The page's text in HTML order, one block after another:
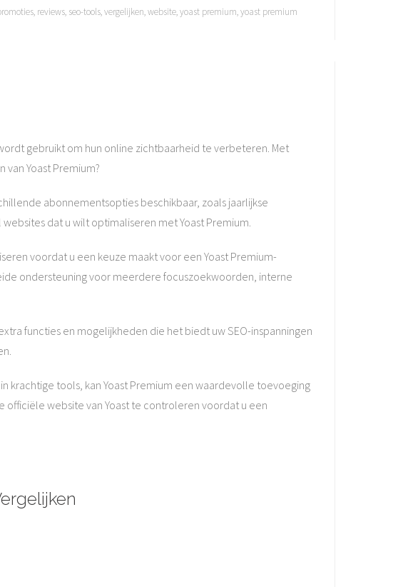
, reviews, seo-tools,vergelijken,website,yoast premium,yoast premium
gebruikt om hun online zichtbaarheid te verbeteren. Met
Yoast Premium?
abonnementsopties beschikbaar, zoals jaarlijkse
dat u wilt optimaliseren met Yoast Premium.
voordat u een keuze maakt voor een Yoast Premium-
ondersteuning voor meerdere focuszoekwoorden, interne
functies en mogelijkheden die het biedt uw SEO-inspanningen
krachtige tools, kan Yoast Premium een waardevolle toevoeging
website van Yoast te controleren voordat u een